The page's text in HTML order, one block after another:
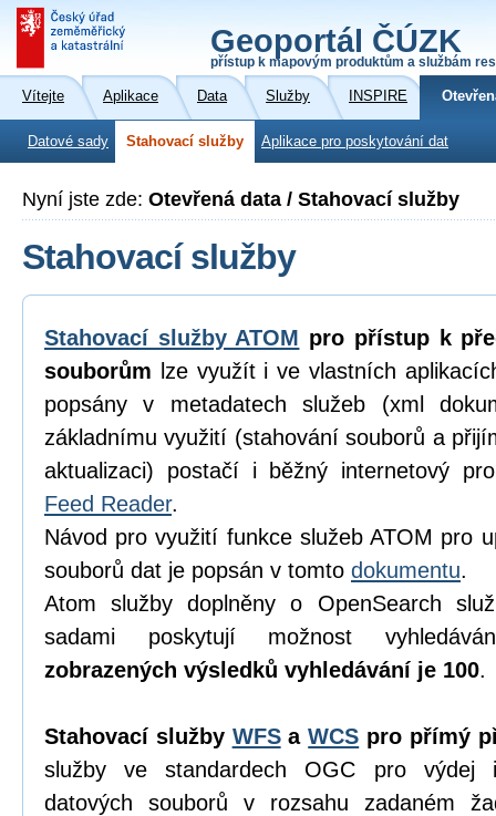
Geoportál ČÚZK
přístup k mapovým produktům a službám
Vítejte Aplikace Data Služby INSPIRE
Datové sady Stahovací služby Aplikace pro poskytování dat
Nyní jste zde: Otevřená data / Stahovací služby
Stahovací služby
Stahovací služby ATOM pro přístup k
souborům lze využít i ve vlastních
popsány v metadatech služeb (xml
základnímu využití (stahování souborů a
aktualizaci) postačí i běžný internetový
Feed Reader.
Návod pro využití funkce služeb ATOM pro
souborů dat je popsán v tomto dokumentu.
Atom služby doplněny o OpenSearch
sadami poskytují možnost
zobrazených výsledků vyhledávání je 100.
Stahovací služby WFSaWCS pro přímý
služby ve standardech OGC pro výdej
datových souborů v rozsahu zadaném